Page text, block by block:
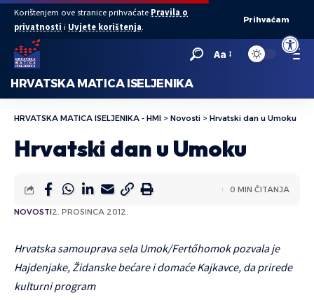
Open
Korištenjem ove stranice prihvaćate Pravila o
privatnosti i Uvjete korištenja.
Prihvaćam
Aa
HRVATSKA MATICA ISELJENIKA
HRVATSKA MATICA ISELJENIKA - HMI > Novosti > Hrvatski dan u Umoku
Hrvatski dan u Umoku
NOVOSTI2. PROSINCA 2012.
0 MIN ČITANJA
Hrvatska samouprava sela Umok/Fertőhomok pozvala je
Hajdenjake, Židanske bećare i domaće Kajkavce, da prirede
kulturni program